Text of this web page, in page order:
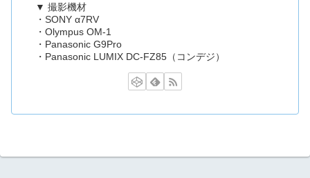
▼ 撮影機材
・SONY α7RV
・Olympus OM-1
・Panasonic G9Pro
・Panasonic LUMIX DC-FZ85（コンデジ）